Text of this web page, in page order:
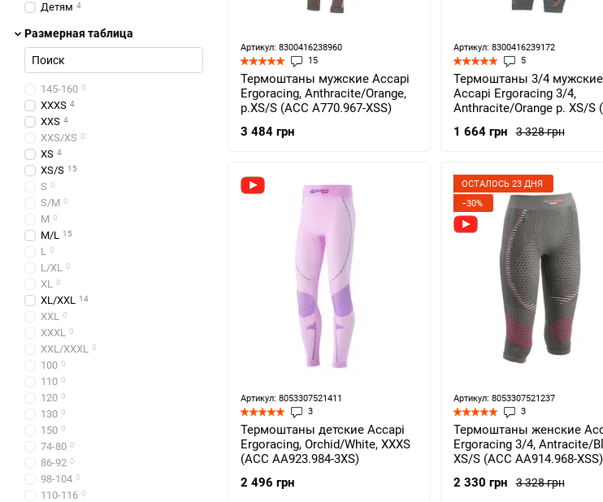
Артикул: 8300416238960
15
Термоштаны мужские Accapi
Ergoracing, Anthracite/Orange,
р.XS/S (ACC A770.967-XSS)
3 484 грн
Артикул: 8300416239172
5
Термоштаны 3/4 мужские
Accapi Ergoracing 3/4,
Anthracite/Orange р. XS/S
3 328 грн
1 664 грн
Артикул: 8053307521411
3
Термоштаны детские Accapi
Ergoracing, Orchid/White, XXXS
(ACC AА923.984-3XS)
2 496 грн
ОСТАЛОСЬ 23 ДНЯ
−30%
Артикул: 8053307521237
3
Термоштаны женские
Ergoracing 3/4, Antracite/
XS/S (ACC АA914.968-XSS)
3 328 грн
2 330 грн
Детям 4
Размерная таблица
145-160 0
XXXS 4
XXS 4
XXS/XS 0
XS 4
XS/S 15
S 0
S/M 0
M 0
M/L 15
L 0
L/XL 0
XL 0
XL/XXL 14
XXL 0
XXXL 0
XXL/XXXL 0
100 0
110 0
120 0
130 0
150 0
74-80 0
86-92 0
98-104 0
110-116 0